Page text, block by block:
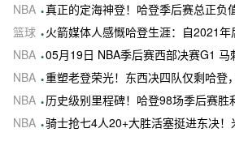
NBA 真正的定海神登！哈登季后赛总正负值+62、次
篮球
火箭媒体人感慨哈登生涯：自2021年后
NBA 05月19日 NBA季后赛西部决赛G1
NBA 重塑老登荣光！东西决四队仅剩哈登
NBA
历史级别里程碑！哈登98场季后赛胜利，追平
NBA 骑士抢七4人20+大胜活塞挺进东决！米切尔26+7 阿伦